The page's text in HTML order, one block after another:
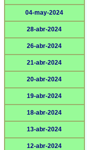
04-may-2024
28-abr-2024
26-abr-2024
21-abr-2024
20-abr-2024
19-abr-2024
18-abr-2024
13-abr-2024
12-abr-2024